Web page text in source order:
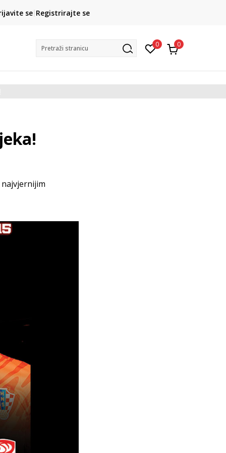
CLICK& COLLECT
besplatno preuzimanje u trgovini
se Registrirajte se
Pretraži stranicu 0 0